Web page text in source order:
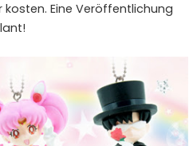
kosten. Eine Veröffentlichung